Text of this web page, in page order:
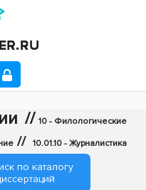
// 10 - Филологические
// 10.01.10 - Журналистика
по каталогу